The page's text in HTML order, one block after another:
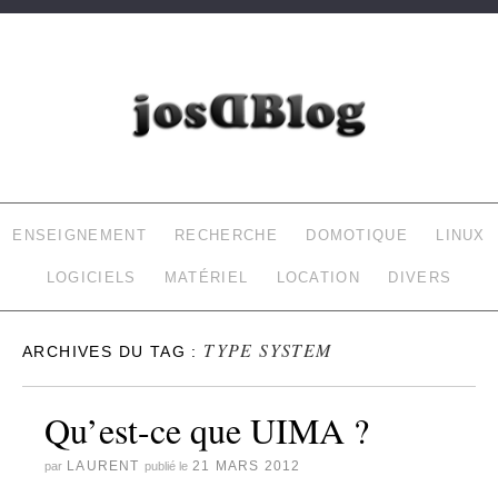
ENSEIGNEMENT RECHERCHE DOMOTIQUE LINUX
LOGICIELS MATÉRIEL LOCATION DIVERS
ARCHIVES DU TAG : TYPE SYSTEM
Qu’est-ce que UIMA ?
par LAURENT publié le 21 MARS 2012